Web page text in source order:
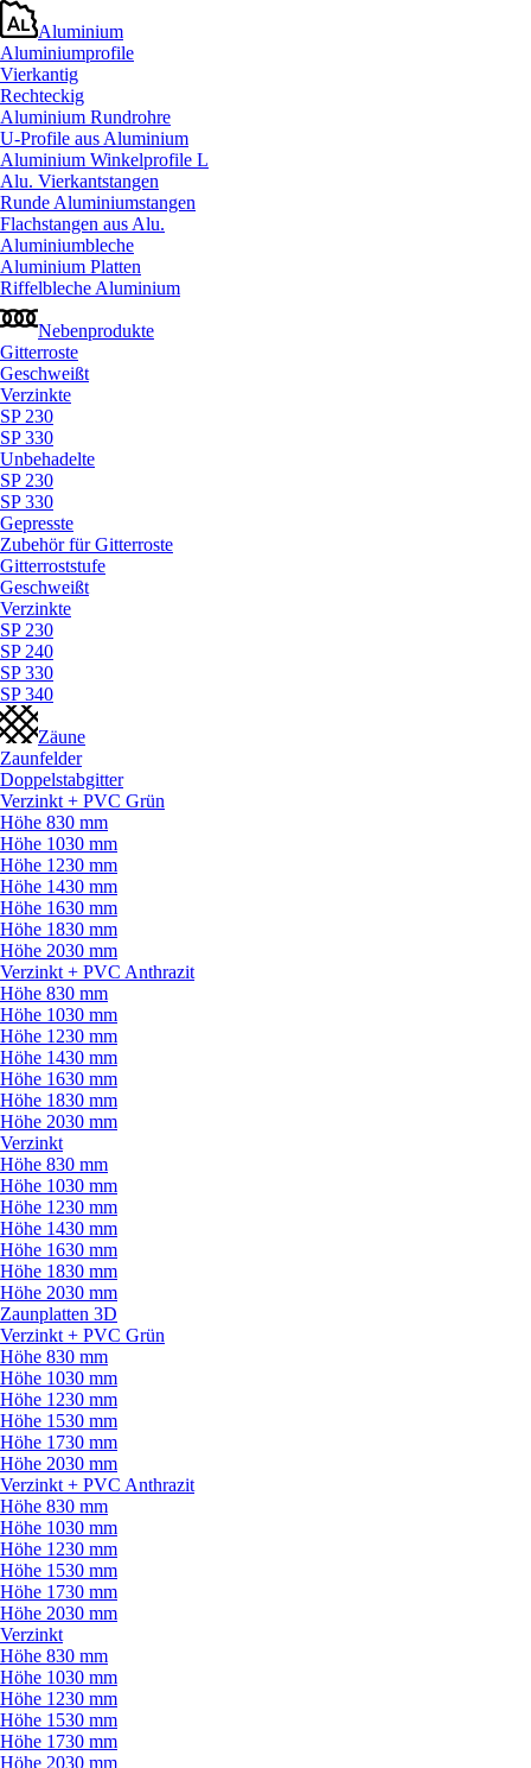
Aluminium
Aluminiumprofile
Vierkantig
Rechteckig
Aluminium Rundrohre
U-Profile aus Aluminium
Aluminium Winkelprofile L
Alu. Vierkantstangen
Runde Aluminiumstangen
Flachstangen aus Alu.
Aluminiumbleche
Aluminium Platten
Riffelbleche Aluminium
Nebenprodukte
Gitterroste
Geschweißt
Verzinkte
SP 230
SP 330
Unbehadelte
SP 230
SP 330
Gepresste
Zubehör für Gitterroste
Gitterroststufe
Geschweißt
Verzinkte
SP 230
SP 240
SP 330
SP 340
Zäune
Zaunfelder
Doppelstabgitter
Verzinkt + PVC Grün
Höhe 830 mm
Höhe 1030 mm
Höhe 1230 mm
Höhe 1430 mm
Höhe 1630 mm
Höhe 1830 mm
Höhe 2030 mm
Verzinkt + PVC Anthrazit
Höhe 830 mm
Höhe 1030 mm
Höhe 1230 mm
Höhe 1430 mm
Höhe 1630 mm
Höhe 1830 mm
Höhe 2030 mm
Verzinkt
Höhe 830 mm
Höhe 1030 mm
Höhe 1230 mm
Höhe 1430 mm
Höhe 1630 mm
Höhe 1830 mm
Höhe 2030 mm
Zaunplatten 3D
Verzinkt + PVC Grün
Höhe 830 mm
Höhe 1030 mm
Höhe 1230 mm
Höhe 1530 mm
Höhe 1730 mm
Höhe 2030 mm
Verzinkt + PVC Anthrazit
Höhe 830 mm
Höhe 1030 mm
Höhe 1230 mm
Höhe 1530 mm
Höhe 1730 mm
Höhe 2030 mm
Verzinkt
Höhe 830 mm
Höhe 1030 mm
Höhe 1230 mm
Höhe 1530 mm
Höhe 1730 mm
Höhe 2030 mm